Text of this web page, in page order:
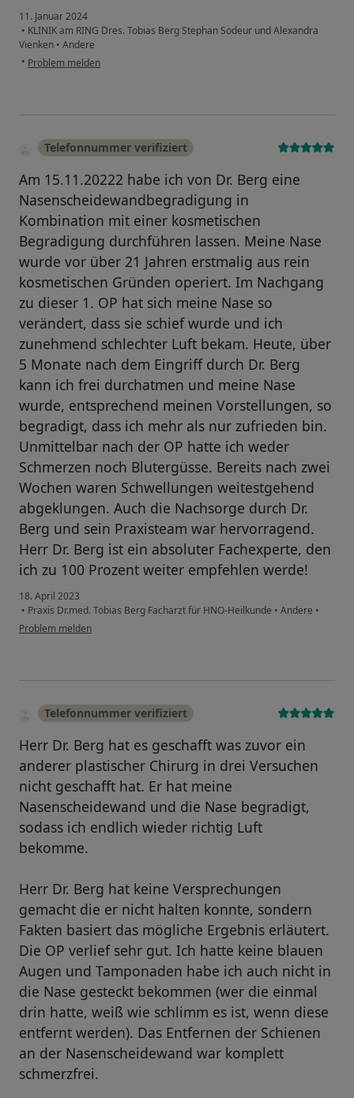
11. Januar 2024
• KLINIK am RING Dres. Tobias Berg Stephan Sodeur und Alexandra
Vienken • Andere
• Problem melden
Telefonnummer verifiziert
Am 15.11.20222 habe ich von Dr. Berg eine
Nasenscheidewandbegradigung in
Kombination mit einer kosmetischen
Begradigung durchführen lassen. Meine Nase
wurde vor über 21 Jahren erstmalig aus rein
kosmetischen Gründen operiert. Im Nachgang
zu dieser 1. OP hat sich meine Nase so
verändert, dass sie schief wurde und ich
zunehmend schlechter Luft bekam. Heute, über
5 Monate nach dem Eingriff durch Dr. Berg
kann ich frei durchatmen und meine Nase
wurde, entsprechend meinen Vorstellungen, so
begradigt, dass ich mehr als nur zufrieden bin.
Unmittelbar nach der OP hatte ich weder
Schmerzen noch Blutergüsse. Bereits nach zwei
Wochen waren Schwellungen weitestgehend
abgeklungen. Auch die Nachsorge durch Dr.
Berg und sein Praxisteam war hervorragend.
Herr Dr. Berg ist ein absoluter Fachexperte, den
ich zu 100 Prozent weiter empfehlen werde!
18. April 2023
• Praxis Dr.med. Tobias Berg Facharzt für HNO-Heilkunde • Andere •
Problem melden
Telefonnummer verifiziert
Herr Dr. Berg hat es geschafft was zuvor ein
anderer plastischer Chirurg in drei Versuchen
nicht geschafft hat. Er hat meine
Nasenscheidewand und die Nase begradigt,
sodass ich endlich wieder richtig Luft
bekomme.
Herr Dr. Berg hat keine Versprechungen
gemacht die er nicht halten konnte, sondern
Fakten basiert das mögliche Ergebnis erläutert.
Die OP verlief sehr gut. Ich hatte keine blauen
Augen und Tamponaden habe ich auch nicht in
die Nase gesteckt bekommen (wer die einmal
drin hatte, weiß wie schlimm es ist, wenn diese
entfernt werden). Das Entfernen der Schienen
an der Nasenscheidewand war komplett
schmerzfrei.